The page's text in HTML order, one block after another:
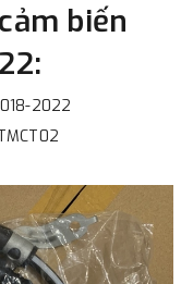
biến
2022